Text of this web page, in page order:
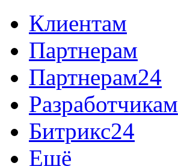
Клиентам
Партнерам
Партнерам24
Разработчикам
Битрикс24
Ещё